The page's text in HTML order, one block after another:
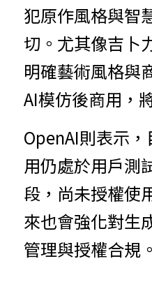
犯原作風格與智
切。尤其像吉卜
明確藝術風格與
AI模仿後商用，
OpenAI則表示
用仍處於用戶測
段，尚未授權使
來也會強化對生
管理與授權合規。